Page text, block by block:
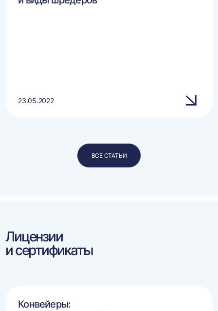
23.05.2022
ВСЕ СТАТЬИ
Лицензии
и сертификаты
Конвейеры: